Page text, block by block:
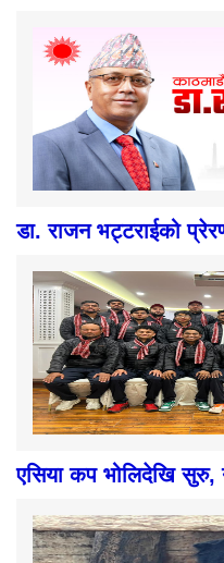
डा. राजन भट्टराईको
एसिया कप भोलिदेखि सुरु,